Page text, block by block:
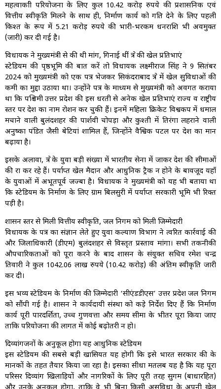
महत्वाकांक्षी परियोजना के लिए कुल 10.42 करोड़ रुपये की प्रशासनिक एवं
वित्तीय स्वीकृति मिलने के साथ ही, निर्माण कार्य को गति देने के लिए पहली
किश्त के रूप में 5.21 करोड़ रुपये की भारी-भरकम धनराशि भी अवमुक्त
(जारी) कर दी गई है।
विधायक ने मुख्यमंत्री से की थी मांग, गिनाई थीं क्षेत्र की खेल प्रतिभाएं
स्टेडियम की पृष्ठभूमि की बात करें तो विधायक लक्ष्मीराज सिंह ने 9 सितंबर
2024 को मुख्यमंत्री को एक पत्र भेजकर सिकंदराबाद क्षेत्र में खेल सुविधाओं की
कमी का मुद्दा उठाया था। उन्होंने पत्र के माध्यम से मुख्यमंत्री को अवगत कराया
था कि पश्चिमी उत्तर प्रदेश की इस धरती से अनेक खेल प्रतिभाएं राज्य व राष्ट्रीय
स्तर पर देश का नाम रोशन कर चुकी हैं। इनमें महिला क्रिकेट विश्वकप में धमाल
मचाने वाली बुलंदशहर की पार्शवी चोपड़ा और कुश्ती में तिरंगा लहराने वाली
अनुष्का पंडित जैसी बेटियां शामिल हैं, जिन्होंने वैश्विक पटल पर देश का मान
बढ़ाया है।
इसके अलावा, क्षेत्र के युवा बड़ी संख्या में भारतीय सेना में जाकर देश की सीमाओं
की रक्षा कर रहे हैं। पर्याप्त खेल मैदान और आधुनिक ट्रैक न होने के बावजूद यहाँ
के युवाओं में अभूतपूर्व जज्बा है। विधायक ने मुख्यमंत्री को यह भी बताया था
कि स्टेडियम के निर्माण के लिए ग्राम बिलसुरी में पर्याप्त सरकारी भूमि भी रिक्त
पड़ी है।
शासन स्तर से मिली वित्तीय स्वीकृति, जल निगम को मिली जिम्मेदारी
विधायक के पत्र का संज्ञान लेते हुए युवा कल्याण विभाग ने त्वरित कार्रवाई की
और जिलाधिकारी (डीएम) बुलंदशहर से विस्तृत प्रस्ताव मांगा। सभी तकनीकी
औपचारिकताओं को पूरा करने के बाद शासन के संयुक्त सचिव रमेश चन्द्र
तिवारी ने कुल 1042.06 लाख रुपये (10.42 करोड़) की अंतिम स्वीकृति जारी
कर दी।
इस भव्य स्टेडियम के निर्माण की जिम्मेदारी ‘सीएंडडीएस’ उत्तर प्रदेश जल निगम
को सौंपी गई है। शासन ने कार्यदायी संस्था को कड़े निर्देश दिए हैं कि निर्माण
कार्य पूरी पारदर्शिता, उच्च गुणवत्ता और समय सीमा के भीतर पूरा किया जाए
ताकि परियोजना की लागत में कोई बढ़ोतरी न हो।
दिव्यांगजनों के अनुकूल होगा यह आधुनिक स्टेडियम
इस स्टेडियम की सबसे बड़ी खासियत यह होगी कि इसे भारत सरकार की के
मानकों के तहत तैयार किया जा रहा है। इसका सीधा मतलब यह है कि यह पूरा
परिसर दिव्यांग खिलाड़ियों और नागरिकों के लिए पूरी तरह सुगम (बाधारहित)